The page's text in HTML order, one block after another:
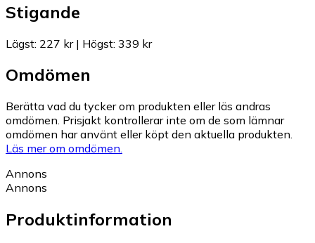
Stigande
Lägst: 227 kr| Högst: 339 kr
Omdömen
Berätta vad du tycker om produkten eller läs andras
omdömen. Prisjakt kontrollerar inte om de som lämnar
omdömen har använt eller köpt den aktuella produkten.
Läs mer om omdömen.
Annons
Annons
Produktinformation